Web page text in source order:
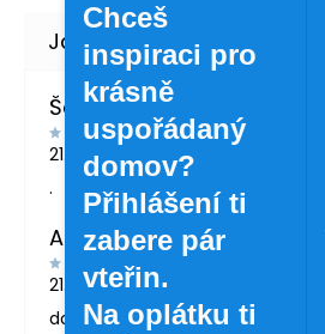
Šárka Švábová
21.7.2026
.
Andrea Žáčková
21.5.2026
doporučuji
Chceš
inspiraci pro
krásně
uspořádaný
domov?
Přihlášení ti
zabere pár
vteřin.
Na oplátku ti